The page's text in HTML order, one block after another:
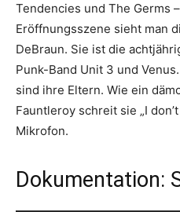
Tendencies und The Germs
Eröffnungsszene sieht man
DeBraun. Sie ist die
Punk-Band Unit 3 und
sind ihre Eltern. Wie ein
Fauntleroy schreit sie „I
Mikrofon.
Dokumentation: